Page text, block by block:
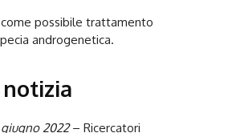
possibile trattamento
androgenetica.
notizia
2022– Ricercatori